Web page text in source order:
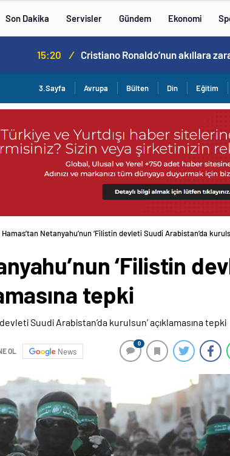
Son Dakika Servisler Gündem Ekonomi
3.Sayfa Avrupa Bülten Din Eğitim
Hamas’tan Netanyahu’nun ‘Filistin devleti Suudi Arabistan’da
‘Filistin
tepki
OL News
0